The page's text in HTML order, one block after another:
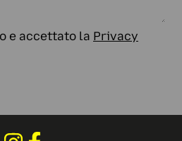
e accettato la Privacy